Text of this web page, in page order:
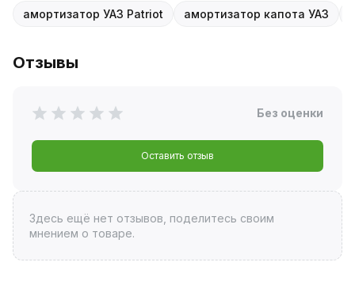
амортизатор УАЗ Patriot амортизатор капота УАЗ
Отзывы
Без оценки
Оставить отзыв
Здесь ещё нет отзывов, поделитесь своим
мнением о товаре.